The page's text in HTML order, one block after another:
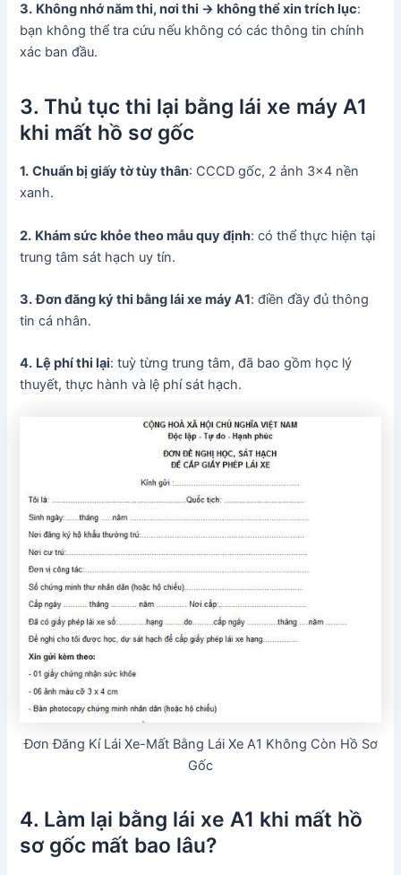
3. Không nhớ năm thi, nơi thi → không thể xin trích lục:
bạn không thể tra cứu nếu không có các thông tin chính
xác ban đầu.
3. Thủ tục thi lại bằng lái xe máy A1
khi mất hồ sơ gốc
1. Chuẩn bị giấy tờ tùy thân: CCCD gốc, 2 ảnh 3×4 nền
xanh.
2. Khám sức khỏe theo mẫu quy định: có thể thực hiện tại
trung tâm sát hạch uy tín.
3. Đơn đăng ký thi bằng lái xe máy A1: điền đầy đủ thông
tin cá nhân.
4. Lệ phí thi lại: tuỳ từng trung tâm, đã bao gồm học lý
thuyết, thực hành và lệ phí sát hạch.
Đơn Đăng Kí Lái Xe-Mất Bằng Lái Xe A1 Không Còn Hồ Sơ
Gốc
4. Làm lại bằng lái xe A1 khi mất hồ
sơ gốc mất bao lâu?